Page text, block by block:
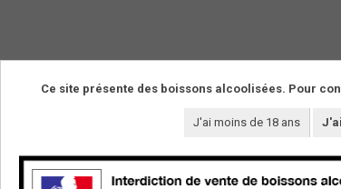
NOS VINS
Vins de cépages
Vins de pierre
LE
Les
Les
Le
Ce site présente des boissons alcoolisées. Pour
J'ai moins de 18 ans